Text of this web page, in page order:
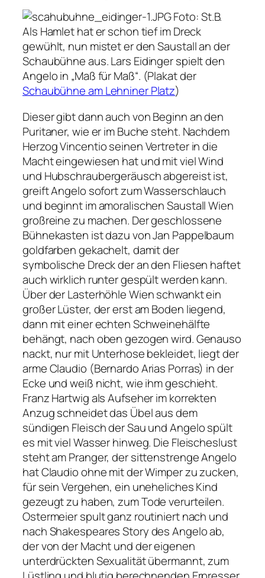
Foto: St.B.
Als Hamlet hat er schon tief im Dreck
gewühlt, nun mistet er den Saustall an der
Schaubühne aus. Lars Eidinger spielt den
Angelo in „Maß für Maß“. (Plakat der
Schaubühne am Lehniner Platz)
Dieser gibt dann auch von Beginn an den
Puritaner, wie er im Buche steht. Nachdem
Herzog Vincentio seinen Vertreter in die
Macht eingewiesen hat und mit viel Wind
und Hubschraubergeräusch abgereist ist,
greift Angelo sofort zum Wasserschlauch
und beginnt im amoralischen Saustall Wien
großreine zu machen. Der geschlossene
Bühnekasten ist dazu von Jan Pappelbaum
goldfarben gekachelt, damit der
symbolische Dreck der an den Fliesen haftet
auch wirklich runter gespült werden kann.
Über der Lasterhöhle Wien schwankt ein
großer Lüster, der erst am Boden liegend,
dann mit einer echten Schweinehälfte
behängt, nach oben gezogen wird. Genauso
nackt, nur mit Unterhose bekleidet, liegt der
arme Claudio (Bernardo Arias Porras) in der
Ecke und weiß nicht, wie ihm geschieht.
Franz Hartwig als Aufseher im korrekten
Anzug schneidet das Übel aus dem
sündigen Fleisch der Sau und Angelo spült
es mit viel Wasser hinweg. Die Fleischeslust
steht am Pranger, der sittenstrenge Angelo
hat Claudio ohne mit der Wimper zu zucken,
für sein Vergehen, ein uneheliches Kind
gezeugt zu haben, zum Tode verurteilen.
Ostermeier spult ganz routiniert nach und
nach Shakespeares Story des Angelo ab,
der von der Macht und der eigenen
unterdrückten Sexualität übermannt, zum